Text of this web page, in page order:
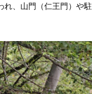
れ、山門（仁王門）や駐